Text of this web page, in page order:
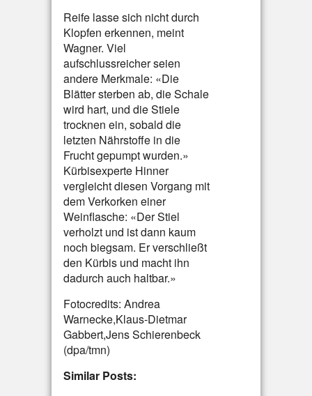
Reife lasse sich nicht durch
Klopfen erkennen, meint
Wagner. Viel
aufschlussreicher seien
andere Merkmale: «Die
Blätter sterben ab, die Schale
wird hart, und die Stiele
trocknen ein, sobald die
letzten Nährstoffe in die
Frucht gepumpt wurden.»
Kürbisexperte Hinner
vergleicht diesen Vorgang mit
dem Verkorken einer
Weinflasche: «Der Stiel
verholzt und ist dann kaum
noch biegsam. Er verschließt
den Kürbis und macht ihn
dadurch auch haltbar.»
Fotocredits: Andrea
Warnecke,Klaus-Dietmar
Gabbert,Jens Schierenbeck
(dpa/tmn)
Similar Posts: